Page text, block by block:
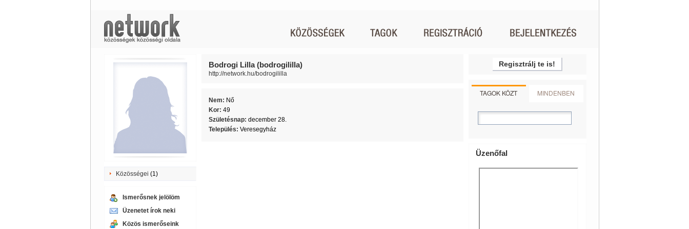
Közösségei (1)
Ismerősnek jelölöm
Üzenetet írok neki
Közös ismerőseink
Bodrogi Lilla (bodrogililla)
http://network.hu/bodrogililla
Nem: Nő
Kor: 49
Születésnap: december 28.
Település: Veresegyház
Regisztrálj te is!
TAGOK KÖZT MINDENBEN
Üzenőfal